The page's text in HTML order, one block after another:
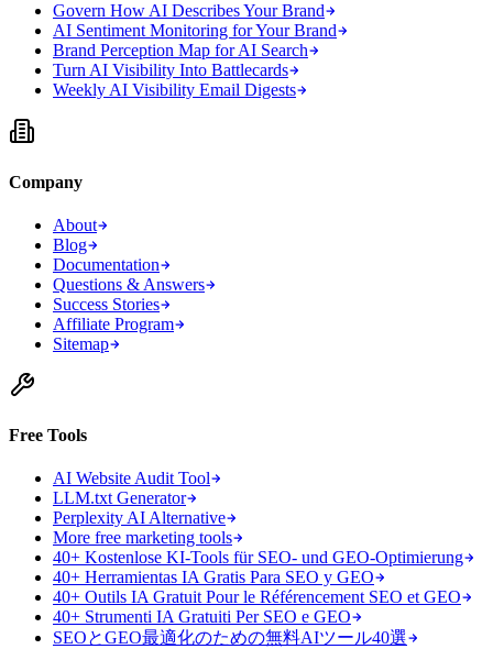
Govern How AI Describes Your Brand
AI Sentiment Monitoring for Your Brand
Brand Perception Map for AI Search
Turn AI Visibility Into Battlecards
Weekly AI Visibility Email Digests
Company
About
Blog
Documentation
Questions & Answers
Success Stories
Affiliate Program
Sitemap
Free Tools
AI Website Audit Tool
LLM.txt Generator
Perplexity AI Alternative
More free marketing tools
40+ Kostenlose KI-Tools für SEO- und GEO-Optimierung
40+ Herramientas IA Gratis Para SEO y GEO
40+ Outils IA Gratuit Pour le Référencement SEO et GEO
40+ Strumenti IA Gratuiti Per SEO e GEO
SEOとGEO最適化のための無料AIツール40選